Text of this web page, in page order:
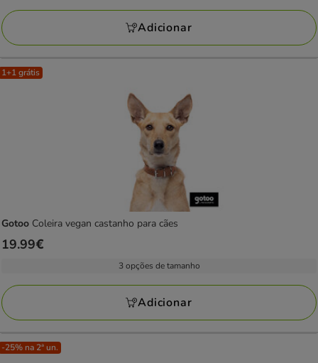
a
19.99€
Adicionar
1+1 grátis
Gotoo Coleira vegan castanho para cães
Preço
19.99€
3 opções de tamanho
Adicionar
-25% na 2ª un.